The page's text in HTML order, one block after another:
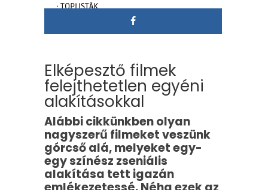
·TOPLISTÁK
Elképesztő filmek
felejthetetlen egyéni
alakításokkal
Alábbi cikkünkben olyan
nagyszerű filmeket veszünk
górcső alá, melyeket egy-
egy színész zseniális
alakítása tett igazán